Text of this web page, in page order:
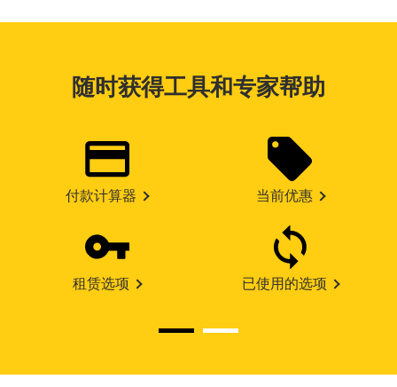
随时获得工具和专家帮助
付款计算器 当前优惠
租赁选项 已使用的选项